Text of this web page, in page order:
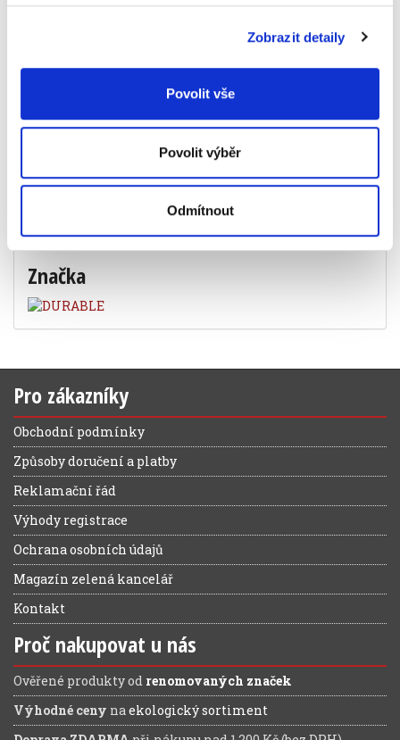
Zobrazit detaily
Povolit vše
Povolit výběr
Odmítnout
99 Kč
Specifikace produktu
Značka
Pro zákazníky
Obchodní podmínky
Způsoby doručení a platby
Reklamační řád
Výhody registrace
Ochrana osobních údajů
Magazín zelená kancelář
Kontakt
Proč nakupovat u nás
Ověřené produkty od renomovaných značek
Výhodné ceny naekologický sortiment